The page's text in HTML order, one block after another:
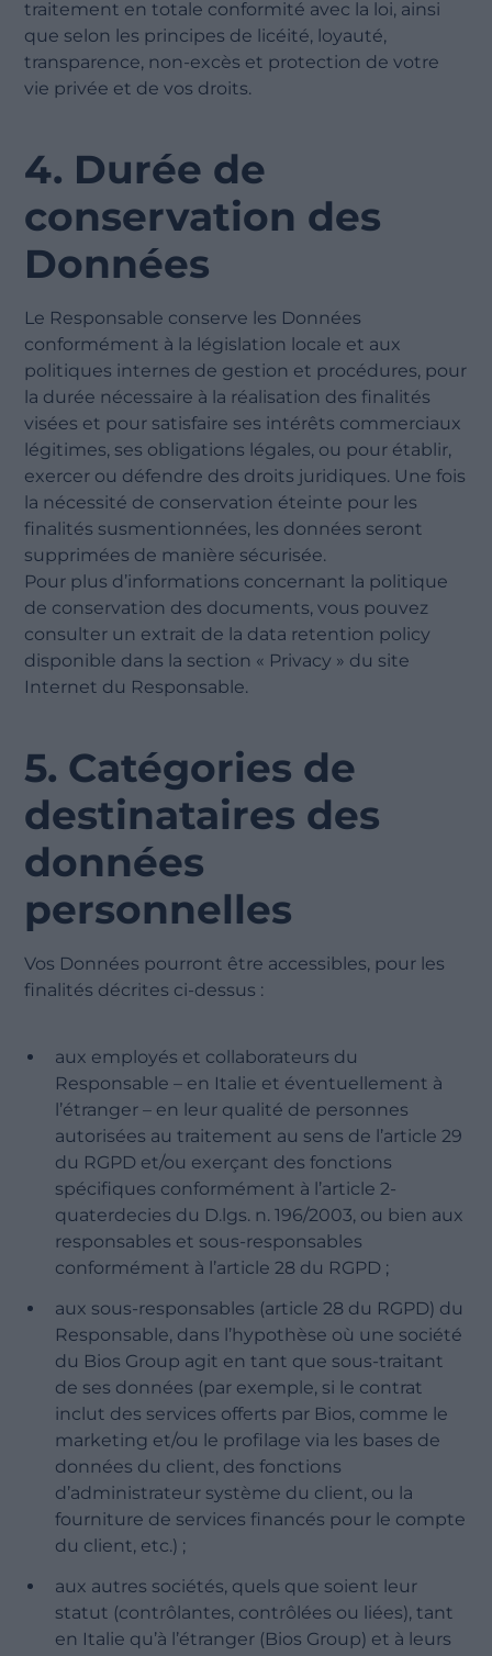
traitement en totale conformité avec la loi, ainsi
que selon les principes de licéité, loyauté,
transparence, non-excès et protection de votre
vie privée et de vos droits.
4. Durée de
conservation des
Données
Le Responsable conserve les Données
conformément à la législation locale et aux
politiques internes de gestion et procédures, pour
la durée nécessaire à la réalisation des finalités
visées et pour satisfaire ses intérêts commerciaux
légitimes, ses obligations légales, ou pour établir,
exercer ou défendre des droits juridiques. Une fois
la nécessité de conservation éteinte pour les
finalités susmentionnées, les données seront
supprimées de manière sécurisée.
Pour plus d’informations concernant la politique
de conservation des documents, vous pouvez
consulter un extrait de la data retention policy
disponible dans la section « Privacy » du site
Internet du Responsable.
5. Catégories de
destinataires des
données
personnelles
Vos Données pourront être accessibles, pour les
finalités décrites ci-dessus :
aux employés et collaborateurs du
Responsable – en Italie et éventuellement à
l’étranger – en leur qualité de personnes
autorisées au traitement au sens de l’article 29
du RGPD et/ou exerçant des fonctions
spécifiques conformément à l’article 2-
quaterdecies du D.lgs. n. 196/2003, ou bien aux
responsables et sous-responsables
conformément à l’article 28 du RGPD ;
aux sous-responsables (article 28 du RGPD) du
Responsable, dans l’hypothèse où une société
du Bios Group agit en tant que sous-traitant
de ses données (par exemple, si le contrat
inclut des services offerts par Bios, comme le
marketing et/ou le profilage via les bases de
données du client, des fonctions
d’administrateur système du client, ou la
fourniture de services financés pour le compte
du client, etc.) ;
aux autres sociétés, quels que soient leur
statut (contrôlantes, contrôlées ou liées), tant
en Italie qu’à l’étranger (Bios Group) et à leurs